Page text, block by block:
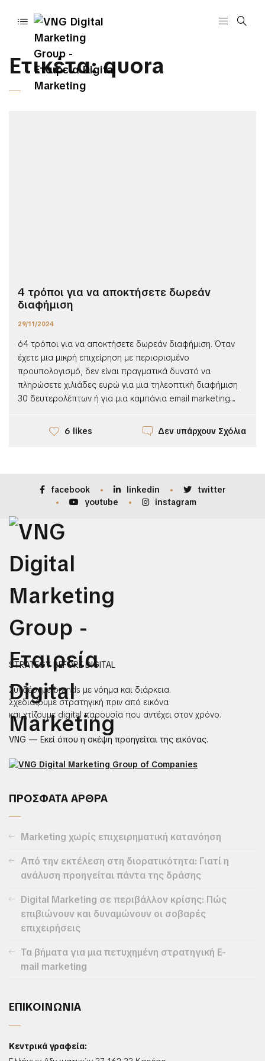
Ετικέτα:quora
4 τρόποι για να αποκτήσετε δωρεάν
διαφήμιση
29/11/2024
ό4 τρόποι για να αποκτήσετε δωρεάν διαφήμιση. Όταν
έχετε μια μικρή επιχείρηση με περιορισμένο
προϋπολογισμό, δεν είναι πραγματικά δυνατό να
πληρώσετε χιλιάδες ευρώ για μια τηλεοπτική διαφήμιση
30 δευτερολέπτων ή για μια καμπάνια email marketing....
6 likes Δεν υπάρχουν Σχόλια
facebook linkedin
twitter
youtube
instagram
STRATEGY BEFORE DIGITAL
Συνδέουμε brands με νόημα και διάρκεια.
Σχεδιάζουμε στρατηγική πριν από εικόνα
και χτίζουμε digital παρουσία που αντέχει στον χρόνο.
VNG — Εκεί όπου η σκέψη προηγείται της εικόνας.
ΠΡΟΣΦΑΤΑ ΑΡΘΡΑ
Marketing χωρίς επιχειρηματική κατανόηση
Από την εκτέλεση στη διορατικότητα: Γιατί η
ανάλυση προηγείται πάντα της δράσης
Digital Marketing σε περιβάλλον κρίσης: Πώς
επιβιώνουν και δυναμώνουν οι σοβαρές
επιχειρήσεις
Τα βήματα για μια πετυχημένη στρατηγική E-
mail marketing
ΕΠΙΚΟΙΝΩΝΙΑ
Κεντρικά γραφεία: